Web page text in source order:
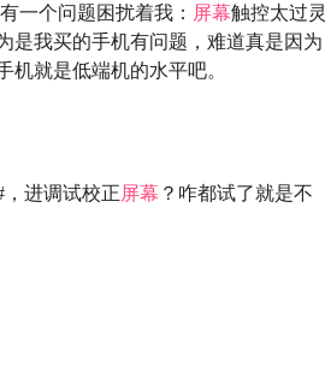
一个问题困扰着我： 屏幕触控太过灵
是我买的手机有问题，难道真是因为
就是低端机的水平吧。
进调试校正屏幕 ？咋都试了就是不